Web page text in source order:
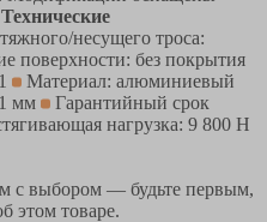
Технические
несущего троса:
поверхности: без покрытия
Материал: алюминиевый
мм
Гарантийный срок
нагрузка: 9 800 Н
с выбором — будьте первым,
этом товаре.